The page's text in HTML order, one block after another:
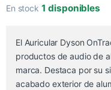
En stock 1 disponibles
El Auricular Dyson
productos de audio de
marca. Destaca por su
acabado exterior de